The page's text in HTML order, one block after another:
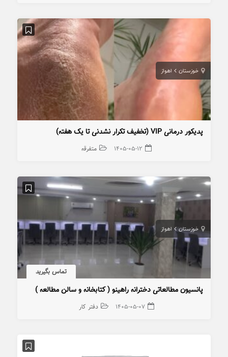
خوزستان اهواز
پدیکور درمانی VIP (تخفیف تکرار نشدنی تا یک هفته)
۱۴۰۵-۰۵-۱۲ متفرقه
خوزستان اهواز
تماس بگیرید
پانسیون مطالعاتی دخترانه راهینو ( کتابخانه و سالن مطالعه )
۱۴۰۵-۰۵-۰۷ دفتر کار